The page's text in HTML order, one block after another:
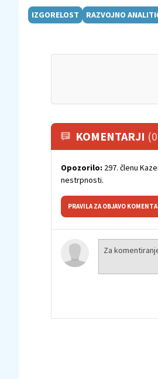
IZGORELOST RAZVOJNO
KOMENTARJI
Opozorilo: 297. členu
nestrpnosti.
PRAVILA ZA OBJAVO